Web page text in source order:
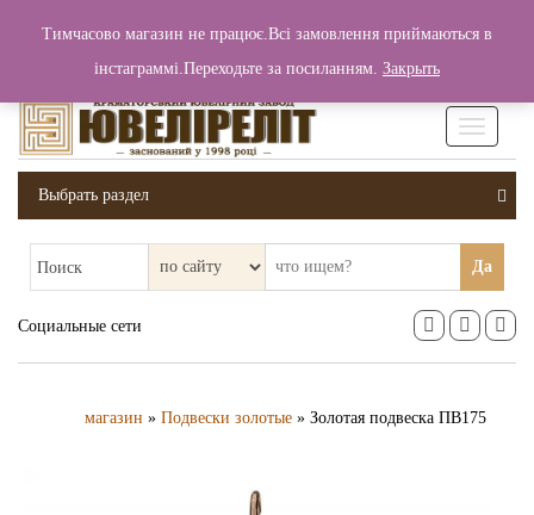
Вход / Регистрация 0 грн.
Выбрать раздел
Поиск Да
Социальные сети
магазин » Подвески золотые » Золотая подвеска ПВ175
Тимчасово магазин не працює.Всі замовлення приймаються в
інстаграммі.Переходьте за посиланням. Закрыть